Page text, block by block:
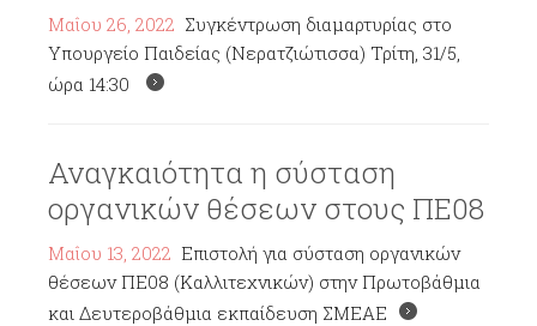
Μαΐου 26, 2022 Συγκέντρωση διαμαρτυρίας στο
Υπουργείο Παιδείας (Νερατζιώτισσα) Τρίτη, 31/5,
ώρα 14:30
Αναγκαιότητα η σύσταση
οργανικών θέσεων στους ΠΕ08
Μαΐου 13, 2022 Επιστολή για σύσταση οργανικών
θέσεων ΠΕ08 (Καλλιτεχνικών) στην Πρωτοβάθμια
και Δευτεροβάθμια εκπαίδευση ΣΜΕΑΕ